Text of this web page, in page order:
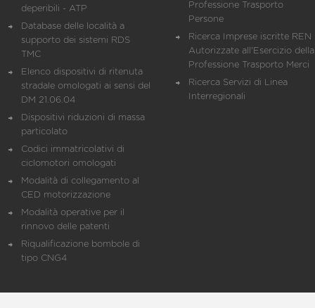
deperibili - ATP
Database delle località a
supporto dei sistemi RDS
TMC
Elenco dispositivi di ritenuta
stradale omologati ai sensi del
DM 21.06.04
Dispositivi riduzioni di massa
particolato
Codici immatricolativi di
ciclomotori omologati
Modalità di collegamento al
CED motorizzazione
Modalità operative per il
rinnovo delle patenti
Riqualificazione bombole di
tipo CNG4
Professione Trasporto
Persone
Ricerca Imprese iscritte REN
Autorizzate all'Esercizio della
Professione Trasporto Merci
Ricerca Servizi di Linea
Interregionali